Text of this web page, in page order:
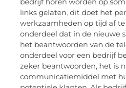
bedrijf horen worden op
links gelaten, dit doet het
werkzaamheden op tijd af
onderdeel dat in de nieuwe
het beantwoorden van de
onderdeel voor een bedrijf
zeker beantwoorden, het is
communicatiemiddel met